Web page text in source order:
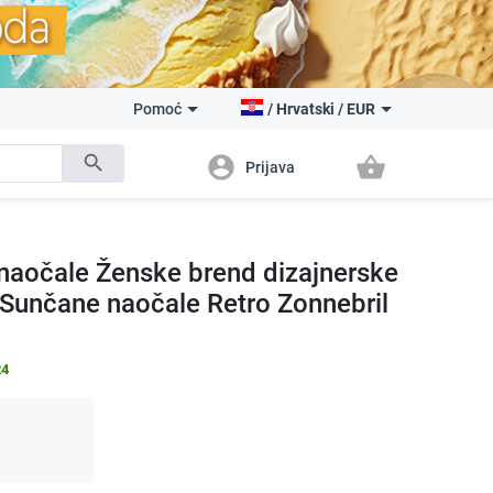
search
Pomoć / Hrvatski / EUR
account_circle Prijava shopping_basket
Ženske brend dizajnerske
naočale Retro Zonnebril